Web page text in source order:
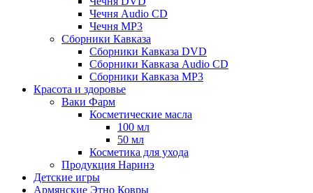
Чечня Audio CD
Чечня MP3
Сборники Кавказа
Сборники Кавказа DVD
Сборники Кавказа Audio CD
Сборники Кавказа MP3
Красота и здоровье
Ваки Фарм
Косметические масла
100 мл
50 мл
Косметика для ухода
Продукция Наринэ
Детские игры
Армянские Этно Ковры